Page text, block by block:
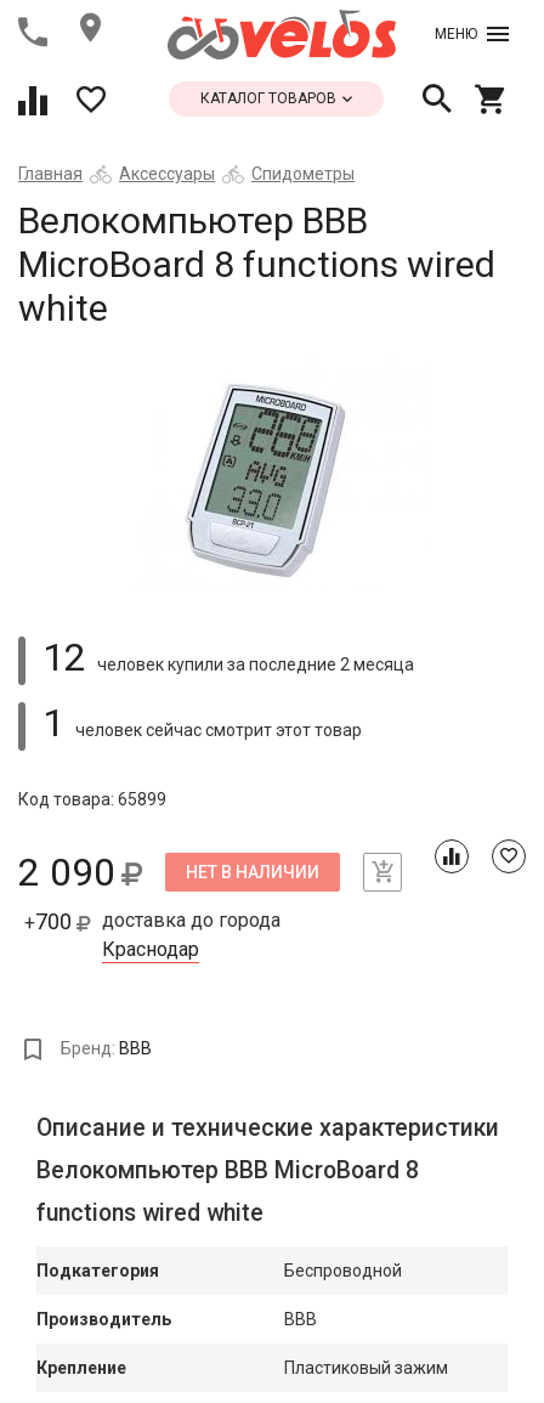
МЕНЮ
КАТАЛОГ ТОВАРОВ
Главная Аксессуары Спидометры
Велокомпьютер ВВВ
MicroBoard 8 functions wired
white
12 человек купили за последние 2 месяца
1 человек сейчас смотритэтот товар
Код товара: 65899
2 090 НЕТ В НАЛИЧИИ
+700
доставка до города
Краснодар
Бренд: BBB
Описание и технические характеристики
Велокомпьютер ВВВ MicroBoard 8
functions wired white
Подкатегория Беспроводной
Производитель BBB
Крепление Пластиковый зажим